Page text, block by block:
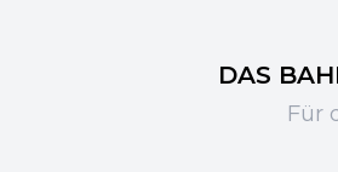
DAS
Für